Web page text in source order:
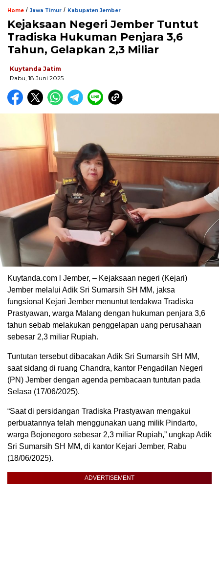
Home / Jawa Timur / Kabupaten Jember
Kejaksaan Negeri Jember Tuntut
Tradiska Hukuman Penjara 3,6
Tahun, Gelapkan 2,3 Miliar
Kuytanda Jatim
Rabu, 18 Juni 2025
Kuytanda.com l Jember, – Kejaksaan negeri (Kejari)
Jember melalui Adik Sri Sumarsih SH MM, jaksa
fungsional Kejari Jember menuntut terdakwa Tradiska
Prastyawan, warga Malang dengan hukuman penjara 3,6
tahun sebab melakukan penggelapan uang perusahaan
sebesar 2,3 miliar Rupiah.
Tuntutan tersebut dibacakan Adik Sri Sumarsih SH MM,
saat sidang di ruang Chandra, kantor Pengadilan Negeri
(PN) Jember dengan agenda pembacaan tuntutan pada
Selasa (17/06/2025).
“Saat di persidangan Tradiska Prastyawan mengakui
perbuatannya telah menggunakan uang milik Pindarto,
warga Bojonegoro sebesar 2,3 miliar Rupiah,” ungkap Adik
Sri Sumarsih SH MM, di kantor Kejari Jember, Rabu
(18/06/2025).
ADVERTISEMENT